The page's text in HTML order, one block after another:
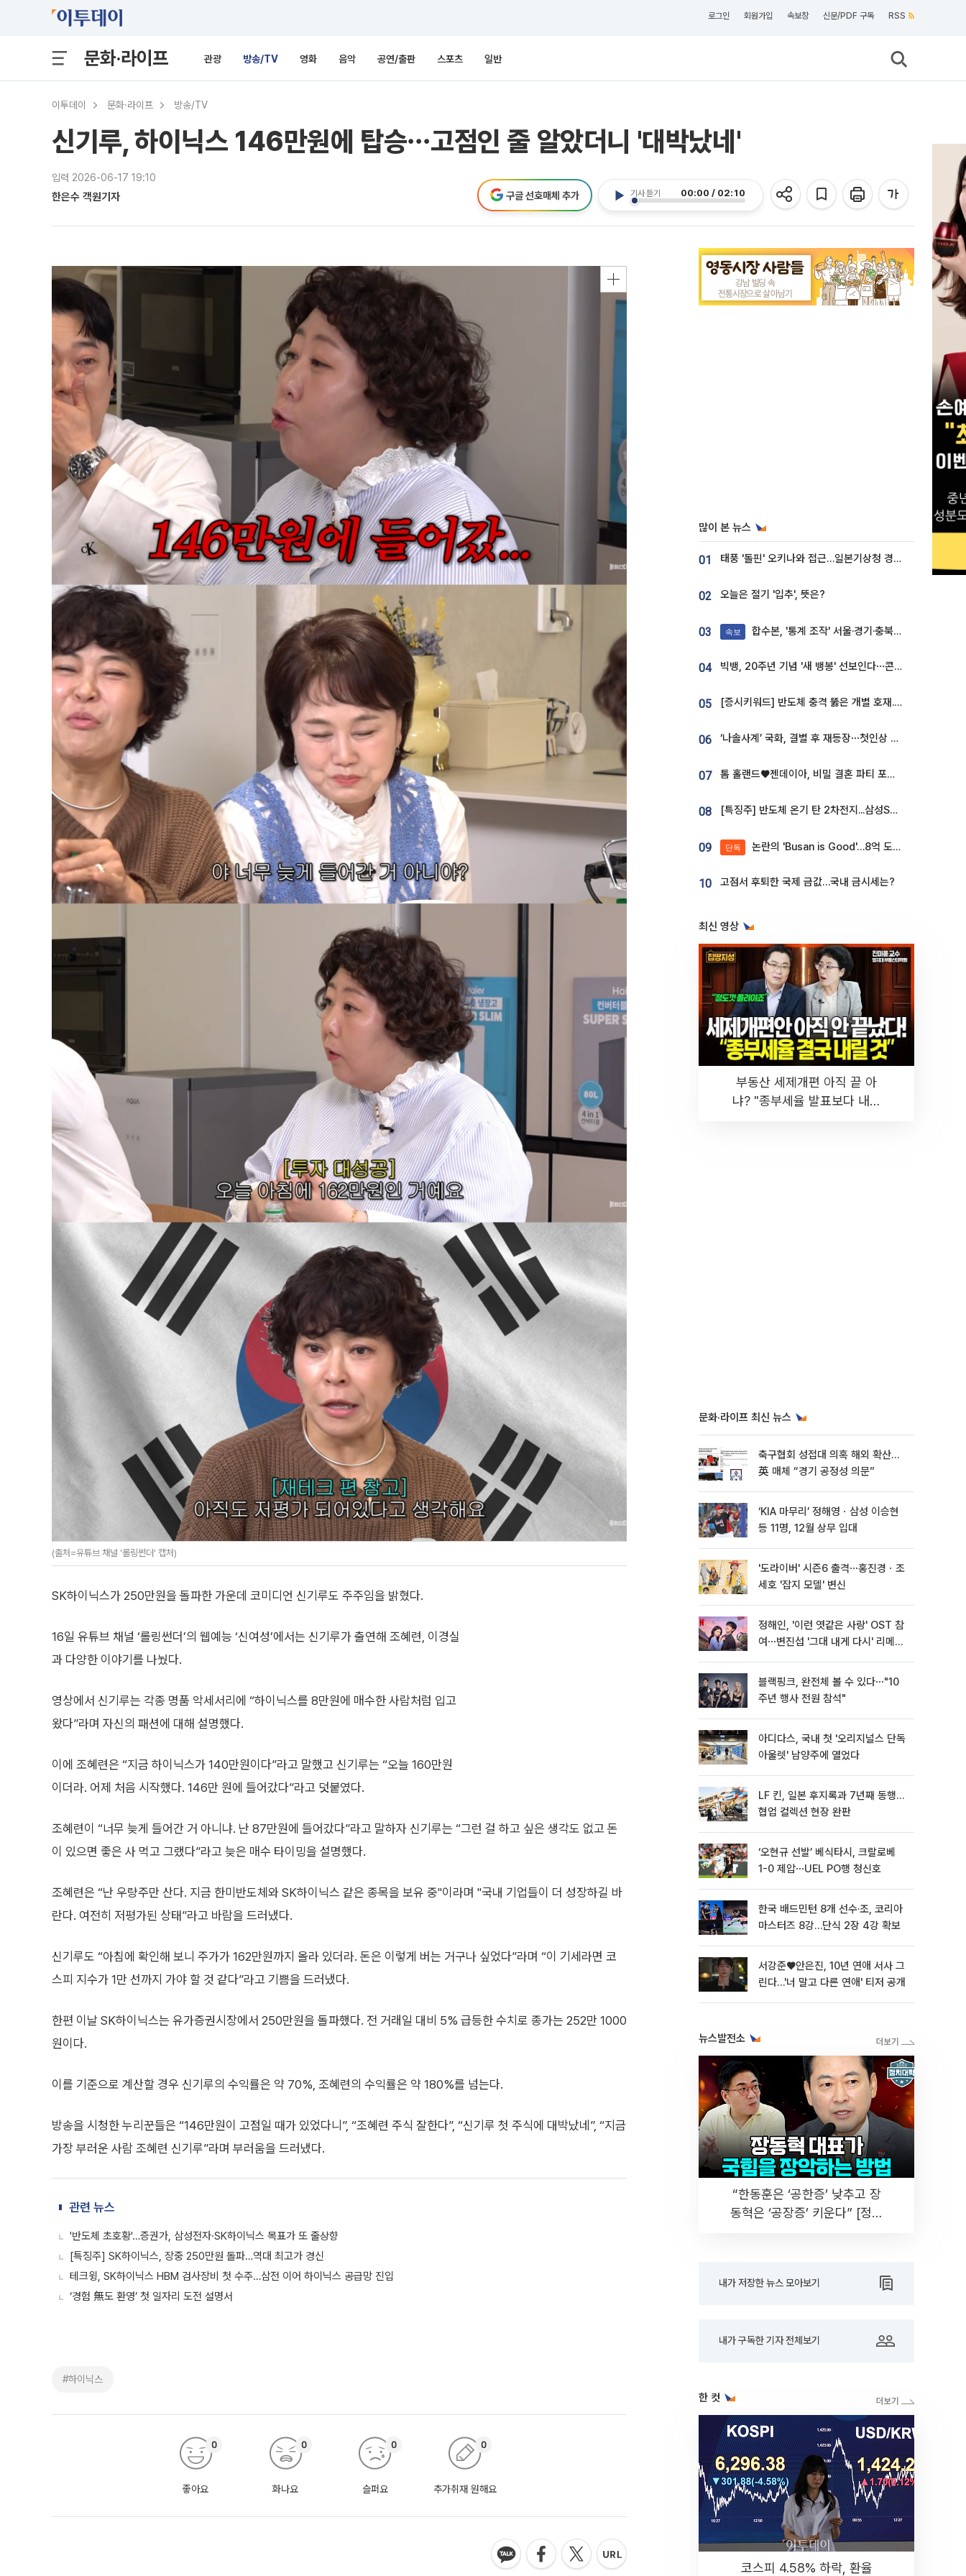
로그인 회원가입 속보창 신문/PDF 구독 RSS
문화·라이프 관광 방송/TV 영화 음악 공연/출판 스포츠 일반
이투데이 문화·라이프 방송/TV
신기루, 하이닉스 146만원에 탑승⋯고점인 줄 알았더니 '대박났네'
입력 2026-06-17 19:10
한은수 객원기자 기사 듣기 00:00 / 02:10
구글 선호매체 추가
(출처=유튜브 채널 '롤링썬더' 캡처)
SK하이닉스가 250만원을 돌파한 가운데 코미디언 신기루도 주주임을 밝혔다.
16일 유튜브 채널 ‘롤링썬더’의 웹예능 ‘신여성’에서는 신기루가 출연해 조혜련, 이경실
과 다양한 이야기를 나눴다.
영상에서 신기루는 각종 명품 악세서리에 “하이닉스를 8만원에 매수한 사람처럼 입고
왔다”라며 자신의 패션에 대해 설명했다.
이에 조혜련은 “지금 하이닉스가 140만원이다”라고 말했고 신기루는 “오늘 160만원
이더라. 어제 처음 시작했다. 146만 원에 들어갔다”라고 덧붙였다.
조혜련이 “너무 늦게 들어간 거 아니냐. 난 87만원에 들어갔다”라고 말하자 신기루는 “그런 걸 하고 싶은 생각도 없고 돈
이 있으면 좋은 사 먹고 그랬다”라고 늦은 매수 타이밍을 설명했다.
조혜련은 “난 우량주만 산다. 지금 한미반도체와 SK하이닉스 같은 종목을 보유 중"이라며 "국내 기업들이 더 성장하길 바
란다. 여전히 저평가된 상태”라고 바람을 드러냈다.
신기루도 “아침에 확인해 보니 주가가 162만원까지 올라 있더라. 돈은 이렇게 버는 거구나 싶었다”라며 “이 기세라면 코
스피 지수가 1만 선까지 가야 할 것 같다”라고 기쁨을 드러냈다.
한편 이날 SK하이닉스는 유가증권시장에서 250만원을 돌파했다. 전 거래일 대비 5% 급등한 수치로 종가는 252만 1000
원이다.
이를 기준으로 계산할 경우 신기루의 수익률은 약 70%, 조혜련의 수익률은 약 180%를 넘는다.
방송을 시청한 누리꾼들은 “146만원이 고점일 때가 있었다니”, “조혜련 주식 잘한다”, “신기루 첫 주식에 대박났네”, “지금
가장 부러운 사람 조혜련 신기루”라며 부러움을 드러냈다.
관련 뉴스
'반도체 초호황'…증권가, 삼성전자·SK하이닉스 목표가 또 줄상향
[특징주] SK하이닉스, 장중 250만원 돌파…역대 최고가 경신
테크윙, SK하이닉스 HBM 검사장비 첫 수주…삼전 이어 하이닉스 공급망 진입
‘경험 無도 환영’ 첫 일자리 도전 설명서
#하이닉스
좋아요
0
화나요
0
슬퍼요
0
추가취재 원해요
0
많이 본 뉴스
01 태풍 '돌핀' 오키나와 접근…일본기상청 경로 업데이트
02 오늘은 절기 '입추', 뜻은?
03 속보 합수본, '통계 조작' 서울·경기·충북 선관위 등 추가 압수수색
04 빅뱅, 20주년 기념 '새 뱅봉' 선보인다⋯콘서트 앞두고 팝업 개최
05 [증시키워드] 반도체 충격 뚫은 개별 호재...포스코퓨처엠·에코프로·한화솔루션 '눈길'
06 ‘나솔사계’ 국화, 결별 후 재등장⋯첫인상 투표 휩쓸고 ‘인기녀’ 등극
07 톰 홀랜드♥젠데이아, 비밀 결혼 파티 포착⋯호텔 대관비만 9억
08 [특징주] 반도체 온기 탄 2차전지...삼성SDI, 장 초반 7% 넘게 껑충
09 단독 논란의 'Busan is Good'…8억 도시브랜드, 용산 대통령실 CI 업체가 수행
10 고점서 후퇴한 국제 금값…국내 금시세는?
최신 영상
부동산 세제개편 아직 끝 아
냐? "종부세율 발표보다 내릴
문화·라이프 최신 뉴스
축구협회 성접대 의혹 해외 확산…
英 매체 “경기 공정성 의문”
‘KIA 마무리’ 정해영ㆍ삼성 이승현
등 11명, 12월 상무 입대
'도라이버' 시즌6 출격⋯홍진경ㆍ조
세호 '잡지 모델' 변신
정해인, '이런 엿같은 사랑' OST 참
여⋯변진섭 '그대 내게 다시' 리메이
블랙핑크, 완전체 볼 수 있다⋯"10
주년 행사 전원 참석"
아디다스, 국내 첫 '오리지널스 단독
아울렛' 남양주에 열었다
LF 킨, 일본 후지록과 7년째 동행…
협업 컬렉션 현장 완판
‘오현규 선발’ 베식타시, 크랄로베
1-0 제압⋯UEL PO행 청신호
한국 배드민턴 8개 선수·조, 코리아
마스터즈 8강…단식 2장 4강 확보
서강준♥안은진, 10년 연애 서사 그
린다…'너 말고 다른 연애' 티저 공개
뉴스발전소
“한동훈은 ‘공한증’ 낮추고 장
동혁은 ‘공장증’ 키운다” [정치
내가 저장한 뉴스 모아보기
내가 구독한 기자 전체보기
한 컷
코스피 4.58% 하락, 환율